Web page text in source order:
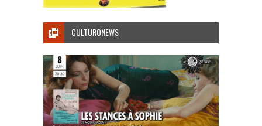
CULTURONEWS